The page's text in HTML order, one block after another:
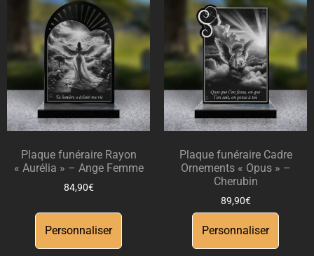
Plaque funéraire Rayon
« Aurélia » – Ange Femme
84,90€
Personnaliser
Plaque funéraire Cadre
Ornements « Opus » –
Cherubin
89,90€
Personnaliser